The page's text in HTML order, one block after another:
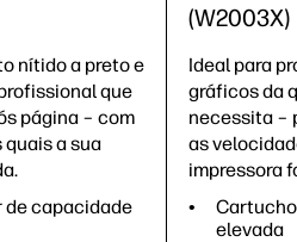
nítido a preto e
que
página – com
a sua
de capacidade
(W2003X)
Ideal para
gráficos da
necessita –
as
impressora
elevada